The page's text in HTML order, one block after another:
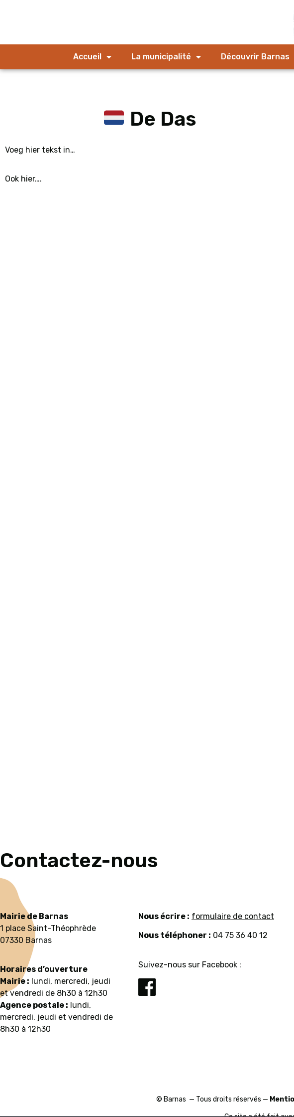
Accueil La municipalité Découvrir Barnas
De Das
Voeg hier tekst in…
Ook hier….
Contactez-nous
Mairie de Barnas
1 place Saint-Théophrède
07330 Barnas
Horaires d’ouverture
Mairie : lundi, mercredi, jeudi
et vendredi de 8h30 à 12h30
Agence postale : lundi,
mercredi, jeudi et vendredi de
8h30 à 12h30
Nous écrire : formulaire de contact
Nous téléphoner : 04 75 36 40 12
Suivez-nous sur Facebook :
© Barnas — Tous droits réservés —